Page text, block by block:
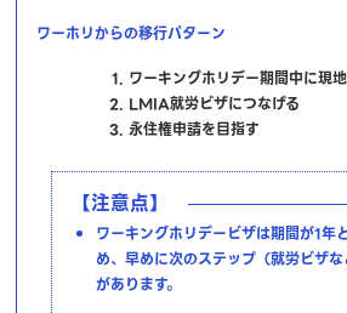
ワーホリからの移行パターン
ワーキングホリデー期間中に現
LMIA就労ビザにつなげる
永住権申請を目指す
【注意点】
ワーキングホリデービザは期間が1年
め、早めに次のステップ（就労ビザ
があります。